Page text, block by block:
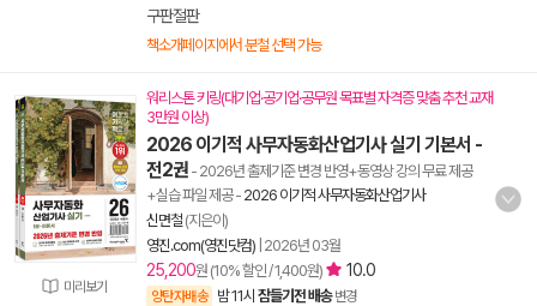
구판절판
책소개페이지에서 분철 선택 가능
미리보기
워리스톤 키링(대기업·공기업·공무원 목표별 자격증 맞춤 추천 교재
3만원 이상)
2026 이기적 사무자동화산업기사 실기 기본서 -
전2권 - 2026년 출제기준 변경 반영+동영상 강의 무료 제공
+실습 파일 제공- 2026 이기적 사무자동화산업기사
신면철 (지은이)
영진.com(영진닷컴) 2026년 03월
25,200원 (10% 할인 / 1,400원) 10.0
양탄자배송 밤 11시 잠들기전 배송 변경